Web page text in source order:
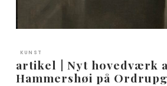
KUNST
artikel | Nyt hovedværk
Hammershøi på